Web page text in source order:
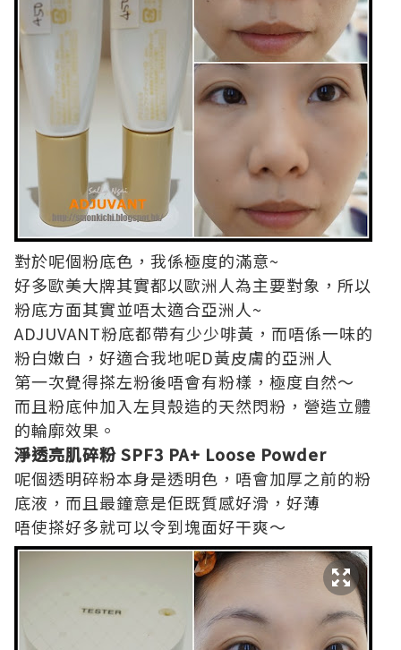
對於呢個粉底色，我係極度的滿意~
好多歐美大牌其實都以歐洲人為主要對象，所以
粉底方面其實並唔太適合亞洲人~
ADJUVANT粉底都帶有少少啡黃，而唔係一味的
粉白嫩白，好適合我地呢D黃皮膚的亞洲人
第一次覺得搽左粉後唔會有粉樣，極度自然～
而且粉底仲加入左貝殼造的天然閃粉，營造立體
的輪廓效果。
淨透亮肌碎粉 SPF3 PA+ Loose Powder
呢個透明碎粉本身是透明色，唔會加厚之前的粉
底液，而且最鐘意是佢既質感好滑，好薄
唔使搽好多就可以令到塊面好干爽～